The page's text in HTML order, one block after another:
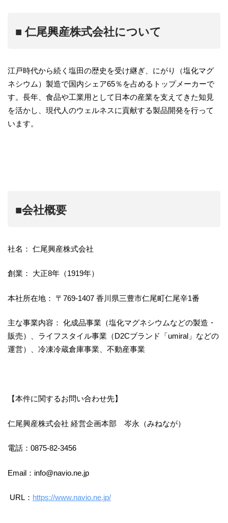
■ 仁尾興産株式会社について
江戸時代から続く塩田の歴史を受け継ぎ、にがり（塩化マグ
ネシウム）製造で国内シェア65％を占めるトップメーカーで
す。長年、食品や工業用として日本の産業を支えてきた知見
を活かし、現代人のウェルネスに貢献する製品開発を行って
います。
■会社概要
社名： 仁尾興産株式会社
創業： 大正8年（1919年）
本社所在地： 〒769-1407 香川県三豊市仁尾町仁尾辛1番
主な事業内容： 化成品事業（塩化マグネシウムなどの製造・
販売）、ライフスタイル事業（D2Cブランド「umiral」などの
運営）、冷凍冷蔵倉庫事業、不動産事業
【本件に関するお問い合わせ先】
仁尾興産株式会社 経営企画本部 岑永（みねなが）
電話：0875-82-3456
Email：info@navio.ne.jp
URL： https://www.navio.ne.jp/